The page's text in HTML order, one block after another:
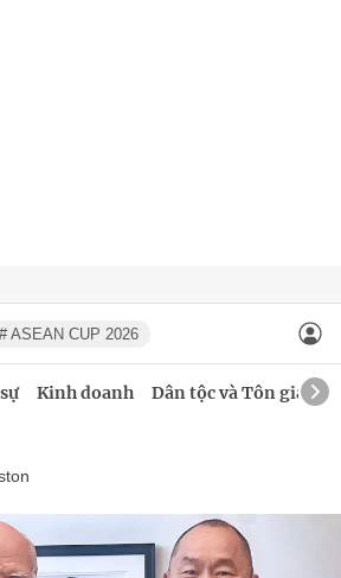
# ASEAN CUP 2026
Kinh doanh Dân tộc và Tôn giáo